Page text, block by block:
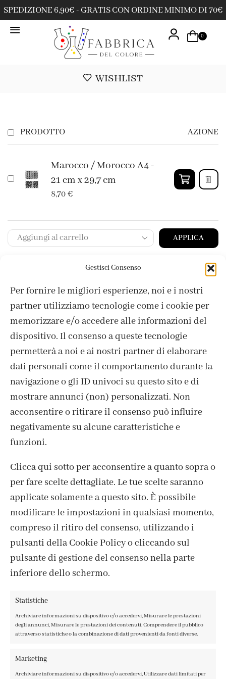
Gestisci Consenso
Per fornire le migliori esperienze, noi e i nostri
partner utilizziamo tecnologie come i cookie per
memorizzare e/o accedere alle informazioni del
dispositivo. Il consenso a queste tecnologie
permetterà a noi e ai nostri partner di elaborare
dati personali come il comportamento durante la
navigazione o gli ID univoci su questo sito e di
mostrare annunci (non) personalizzati. Non
acconsentire o ritirare il consenso può influire
negativamente su alcune caratteristiche e
funzioni.
Clicca qui sotto per acconsentire a quanto sopra o
per fare scelte dettagliate. Le tue scelte saranno
applicate solamente a questo sito. È possibile
modificare le impostazioni in qualsiasi momento,
compreso il ritiro del consenso, utilizzando i
pulsanti della Cookie Policy o cliccando sul
pulsante di gestione del consenso nella parte
inferiore dello schermo.
Statistiche
Archiviare informazioni su dispositivo e/o accedervi, Misurare le prestazioni
degli annunci, Misurare le prestazioni dei contenuti, Comprendere il pubblico
attraverso statistiche o la combinazione di dati provenienti da fonti diverse.
Marketing
Archiviare informazioni su dispositivo e/o accedervi, Utilizzare dati limitati per
SPEDIZIONE 6,90€ - GRATIS CON ORDINE MINIMO DI 70€
0
WISHLIST
PRODOTTO AZIONE
Marocco / Morocco A4 -
21 cm x 29,7 cm
8,70€
APPLICA
ISCRIVITI ALLA NEWSLETTER
PRIVACY POLICY
TERMINI E CONDIZIONI